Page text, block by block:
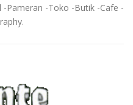
-Pameran -Toko -Butik -Cafe -